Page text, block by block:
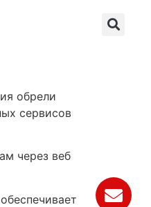
обрели
сервисов
через веб